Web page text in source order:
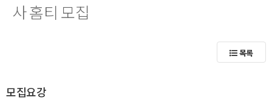
사 홈티 모집
목록
모집요강